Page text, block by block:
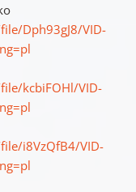
Dph93gJ8/VID-
kcbiFOHl/VID-
i8VzQfB4/VID-